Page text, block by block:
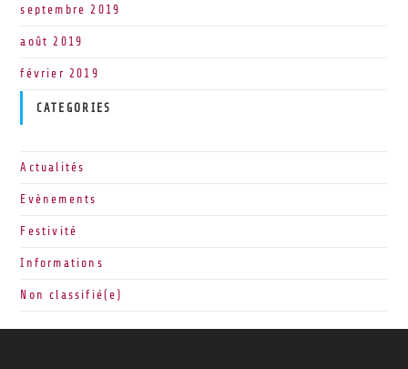
septembre 2019
août 2019
février 2019
CATEGORIES
Actualités
Evènements
Festivité
Informations
Non classifié(e)